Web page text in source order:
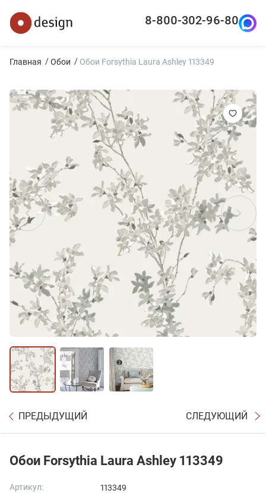
8-800-302-96-80
Главная Обои Обои Forsythia Laura Ashley 113349
ПРЕДЫДУЩИЙ СЛЕДУЮЩИЙ
Обои Forsythia Laura Ashley 113349
Артикул:
113349